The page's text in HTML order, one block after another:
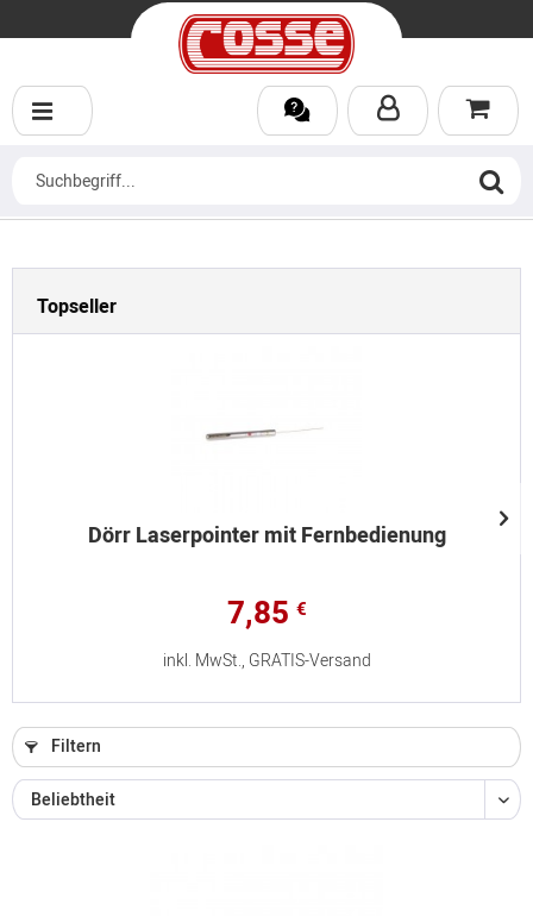
Topseller
Dörr Laserpointer mit Fernbedienung
7,85 €
inkl. MwSt., GRATIS-Versand
Filtern